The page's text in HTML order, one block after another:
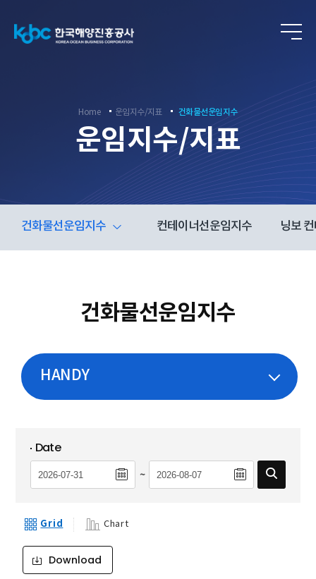
Home 운임지수/지표 건화물선운임지수
운임지수/지표
건화물선운임지수 컨테이너선운임지수 닝보
건화물선운임지수
HANDY
Date
~
Grid Chart
Download